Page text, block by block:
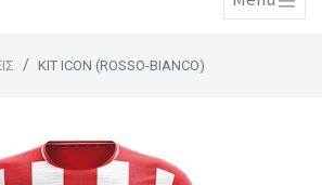
KIT ICON (ROSSO-BIANCO)